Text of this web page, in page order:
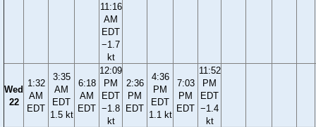
11:16
AM
EDT
−1.7
kt
Wed
22
1:32
AM
EDT
3:35
AM
EDT
1.5 kt
6:18
AM
EDT
12:09
PM
EDT
−1.8
kt
2:36
PM
EDT
4:36
PM
EDT
1.1 kt
7:03
PM
EDT
11:52
PM
EDT
−1.4
kt